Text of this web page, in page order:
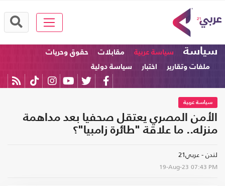
سياسة سياسة عربية مقابلات
حقوق وحريات
ملفات وتقارير
اختبار سياسة دولية
سياسة عربية
الأمن المصري يعتقل صحفيا بعد مداهمة
منزله.. ما علاقة "طائرة زامبيا"؟
لندن - عربي21
19-Aug-23 07:43 PM